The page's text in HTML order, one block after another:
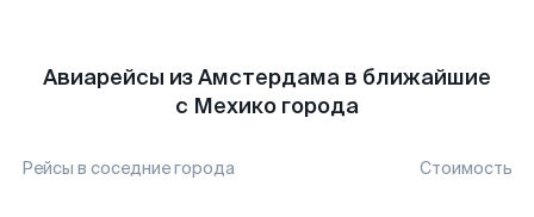
Авиарейсы из Амстердама в ближайшие
с Мехико города
Рейсы в соседние города Стоимость